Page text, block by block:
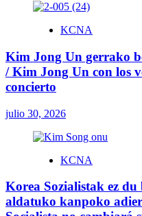
KCNA
Kim Jong Un gerrako
/ Kim Jong Un con los
concierto
julio 30, 2026
KCNA
Korea Sozialistak ez
aldatuko kanpoko